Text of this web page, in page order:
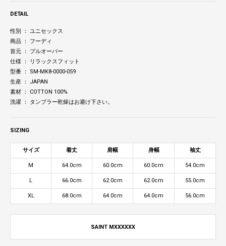
DETAIL
性別 ： ユニセックス
商品 ： フーディ
首元 ： プルオーバー
仕様 ： リラックスフィット
型番 ： SM-MK8-0000-059
生産 ： JAPAN
素材 ： COTTON 100%
洗濯 ： タンブラー乾燥はお避け下さい。
SIZING
サイズ 着丈 肩幅 身幅 袖丈
M 64.0cm 60.0cm 60.0cm 54.0cm
L 66.0cm 62.0cm 62.0cm 55.0cm
XL 68.0cm 64.0cm 64.0cm 56.0cm
SAINT MXXXXXX